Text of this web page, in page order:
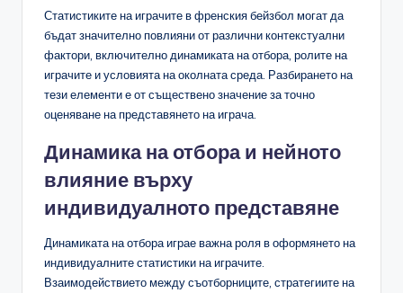
Статистиките на играчите в френския бейзбол могат да
бъдат значително повлияни от различни контекстуални
фактори, включително динамиката на отбора, ролите на
играчите и условията на околната среда. Разбирането на
тези елементи е от съществено значение за точно
оценяване на представянето на играча.
Динамика на отбора и нейното
влияние върху
индивидуалното представяне
Динамиката на отбора играе важна роля в оформянето на
индивидуалните статистики на играчите.
Взаимодействието между съотборниците, стратегиите на